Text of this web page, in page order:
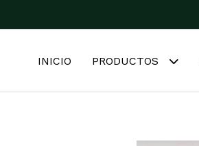
INICIO PRODUCTOS